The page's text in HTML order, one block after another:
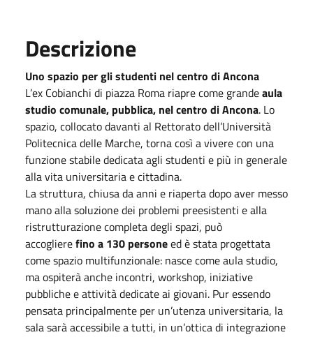
Descrizione
Uno spazio per gli studenti nel centro di Ancona
L’ex Cobianchi di piazza Roma riapre come grandeaula
studio comunale, pubblica, nel centro di Ancona. Lo
spazio, collocato davanti al Rettorato dell’Università
Politecnica delle Marche, torna così a vivere con una
funzione stabile dedicata agli studenti e più in generale
alla vita universitaria e cittadina.
La struttura, chiusa da anni e riaperta dopo aver messo
mano alla soluzione dei problemi preesistenti e alla
ristrutturazione completa degli spazi, può
accoglierefino a 130 personeed è stata progettata
come spazio multifunzionale: nasce come aula studio,
ma ospiterà anche incontri, workshop, iniziative
pubbliche e attività dedicate ai giovani. Pur essendo
pensata principalmente per un’utenza universitaria, la
sala sarà accessibile a tutti, in un’ottica di integrazione